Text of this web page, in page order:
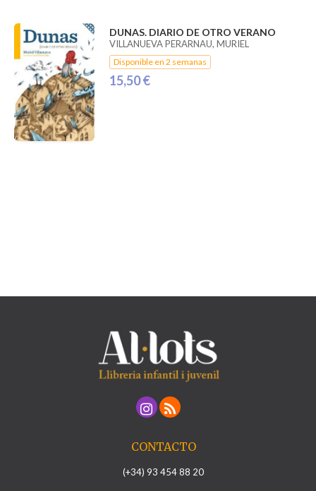
DUNAS. DIARIO DE OTRO VERANO
VILLANUEVA PERARNAU, MURIEL
Disponible en 2 semanas
15,50 €
CONTACTO
(+34) 93 454 88 20